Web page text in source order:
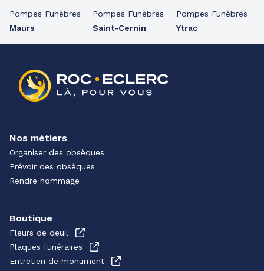
Pompes Funèbres
Maurs
Pompes Funèbres
Saint-Cernin
Pompes Funèbres
Ytrac
Nos métiers
Organiser des obsèques
Prévoir des obsèques
Rendre hommage
Boutique
Fleurs de deuil
Plaques funéraires
Entretien de monument